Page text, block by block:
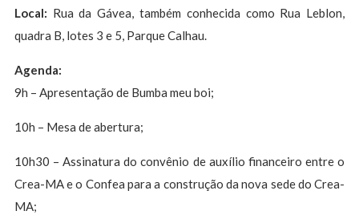
Local: Rua da Gávea, também conhecida como Rua Leblon,
quadra B, lotes 3 e 5, Parque Calhau.
Agenda:
9h – Apresentação de Bumba meu boi;
10h – Mesa de abertura;
10h30 – Assinatura do convênio de auxílio financeiro entre o
Crea-MA e o Confea para a construção da nova sede do Crea-
MA;